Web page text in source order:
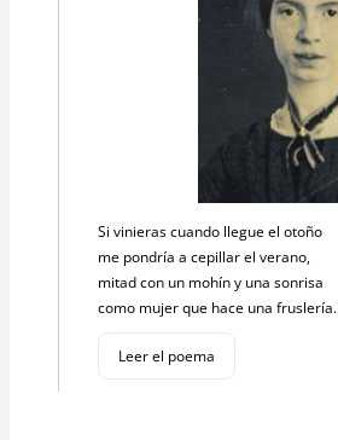
Si vinieras cuando llegue el otoño
me pondría a cepillar el verano,
mitad con un mohín y una sonrisa
como mujer que hace una fruslería.
Leer el poema